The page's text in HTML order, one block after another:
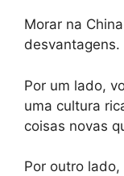
Morar na
desvantagens.
Por um lado,
uma cultura
coisas novas
Por outro